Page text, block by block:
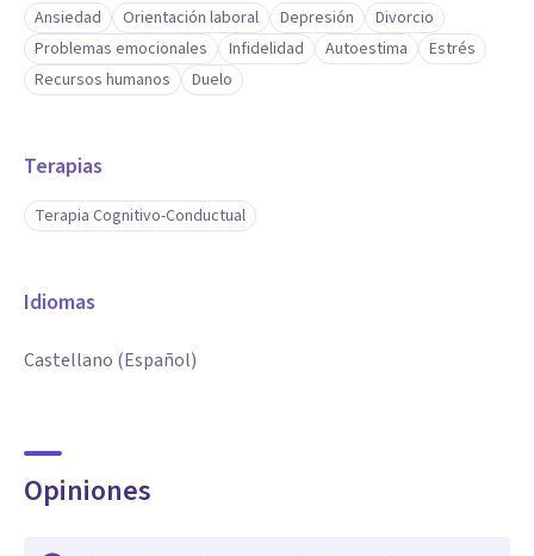
Ansiedad Orientación laboral Depresión
Divorcio
Problemas emocionales
Infidelidad Autoestima
Estrés
Recursos humanos
Duelo
Terapias
Terapia Cognitivo-Conductual
Idiomas
Castellano (Español)
Opiniones